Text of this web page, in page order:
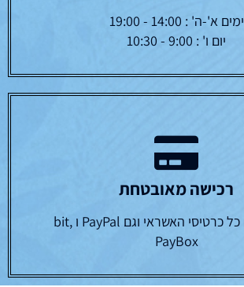
ימים א'-ה' : 14:00 - 19:00
יום ו' : 9:00 - 10:30
רכישה מאובטחת
עובדים עם כל כרטיסי האשראי וגם PayPal ו bit,
PayBox